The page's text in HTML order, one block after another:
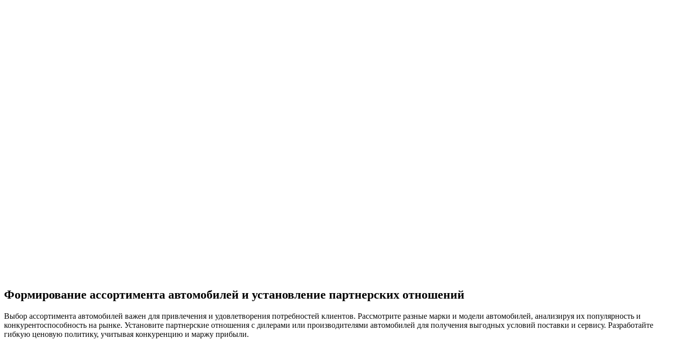
Формирование ассортимента автомобилей и установление партнерских отношений
Выбор ассортимента автомобилей важен для привлечения и удовлетворения потребностей клиентов. Рассмотрите разные марки и модели автомобилей, анализируя их популярность и
конкурентоспособность на рынке. Установите партнерские отношения с дилерами или производителями автомобилей для получения выгодных условий поставки и сервису. Разработайте
гибкую ценовую политику, учитывая конкуренцию и маржу прибыли.